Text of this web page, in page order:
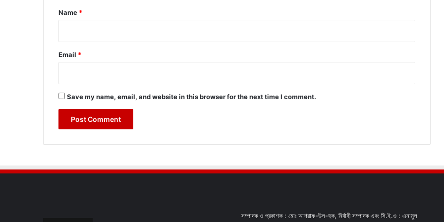
*
Name *
Email *
Save my name, email, and website in this browser for the next time I comment.
সম্পাদক ও প্রকাশক : মোঃ আশরাফ-উল-হক, নির্বাহী সম্পাদক এবং সি.ই.ও : এনামুল